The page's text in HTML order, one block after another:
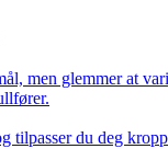
men glemmer at
tilpasser du deg